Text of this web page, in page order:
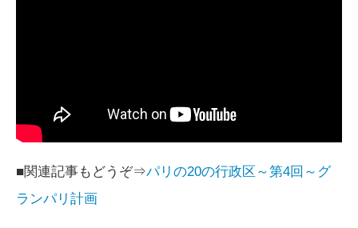
■関連記事もどうぞ⇒パリの20の行政区～第4回～グ
ランパリ計画